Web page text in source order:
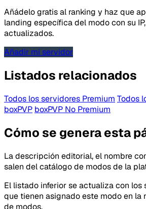
Añádelo gratis al ranking y haz que
landing específica del modo con su
actualizados.
Añadir mi servidor
Listados relacionados
Todos los servidores Premium Todos
boxPVP boxPVP No Premium
Cómo se genera esta
La descripción editorial, el nombre
salen del catálogo de modos de la
El listado inferior se actualiza con
que tienen asignado este modo en la
de modos.
Tipo de feedback
Lo que falla
Idea o mejora